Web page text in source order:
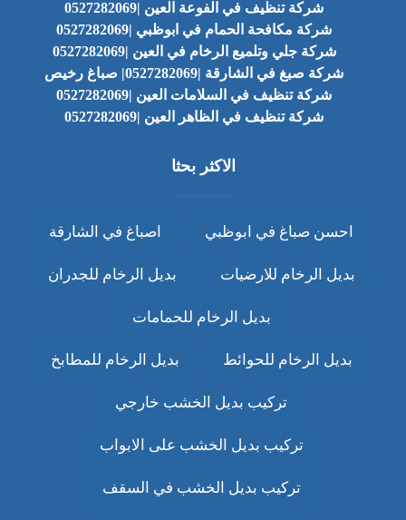
شركة تنظيف في الفوعة العين |0527282069
شركة مكافحة الحمام في ابوظبي |0527282069
شركة جلي وتلميع الرخام في العين |0527282069
شركة صبغ في الشارقة |0527282069| صباغ رخيص
شركة تنظيف في السلامات العين |0527282069
شركة تنظيف في الظاهر العين |0527282069
الاكثر بحثا
احسن صباغ في ابوظبي اصباغ في الشارقة
بديل الرخام للارضيات بديل الرخام للجدران
بديل الرخام للحمامات
بديل الرخام للحوائط بديل الرخام للمطابخ
تركيب بديل الخشب خارجي
تركيب بديل الخشب على الابواب
تركيب بديل الخشب في السقف